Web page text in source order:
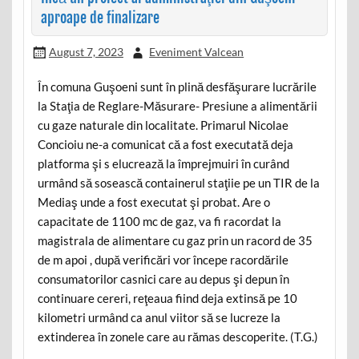
aproape de finalizare
August 7, 2023 Eveniment Valcean
În comuna Guşoeni sunt în plină desfăşurare lucrările
la Staţia de Reglare-Măsurare- Presiune a alimentării
cu gaze naturale din localitate. Primarul Nicolae
Concioiu ne-a comunicat că a fost executată deja
platforma şi s elucrează la împrejmuiri în curând
urmând să sosească containerul staţiie pe un TIR de la
Mediaş unde a fost executat şi probat. Are o
capacitate de 1100 mc de gaz, va fi racordat la
magistrala de alimentare cu gaz prin un racord de 35
de m apoi , după verificări vor începe racordările
consumatorilor casnici care au depus şi depun în
continuare cereri, reţeaua fiind deja extinsă pe 10
kilometri urmând ca anul viitor să se lucreze la
extinderea în zonele care au rămas descoperite. (T.G.)